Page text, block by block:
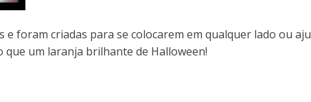
foram criadas para se colocarem em qualquer lado ou
que um laranja brilhante de Halloween!